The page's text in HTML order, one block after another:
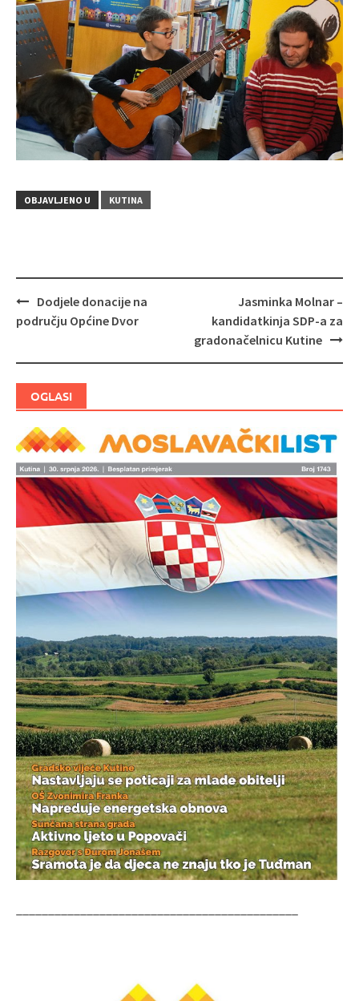
OBJAVLJENO U KUTINA
Navigacija
objava
Dodjele donacije na
području Općine Dvor
Jasminka Molnar –
kandidatkinja SDP-a za
gradonačelnicu Kutine
OGLASI